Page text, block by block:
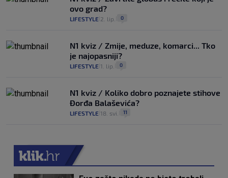
ovo grad?
LIFESTYLE 2. lip. 0
N1 kviz / Zmije, meduze, komarci... Tko
je najopasniji?
LIFESTYLE 1. lip. 0
N1 kviz / Koliko dobro poznajete stihove
Đorđa Balaševića?
LIFESTYLE 18. svi. 11